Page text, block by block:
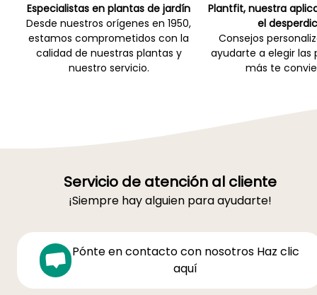
Especialistas en plantas de jardín
Desde nuestros orígenes en 1950,
estamos comprometidos con la
calidad de nuestras plantas y
nuestro servicio.
Plantfit, nuestra
el
Consejos
ayudarte a elegir las
más te
Servicio de atención al cliente
¡Siempre hay alguien para ayudarte!
Pónte en contacto con nosotros Haz clic
aquí